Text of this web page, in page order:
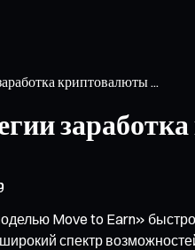
криптовалюты ...
Move to Earn»
спектр